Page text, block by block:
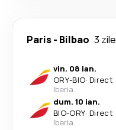
Paris- Bilbao 3 zile
vin. 08 ian.
ORY-BIO· Direct
Iberia
dum. 10 ian.
BIO-ORY· Direct
Iberia